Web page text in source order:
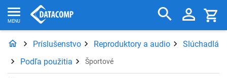
Príslušenstvo Reproduktory a audio
Slúchadlá
Podľa použitia
Športové